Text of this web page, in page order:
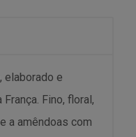
elaborado e
Fino, floral,
a amêndoas com